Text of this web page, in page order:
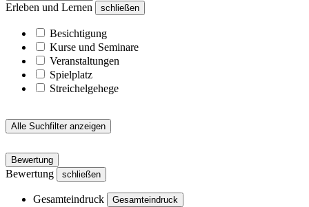
Erleben und Lernen schließen
Besichtigung
Kurse und Seminare
Veranstaltungen
Spielplatz
Streichelgehege
Alle Suchfilter anzeigen
Bewertung
Bewertung schließen
Gesamteindruck Gesamteindruck